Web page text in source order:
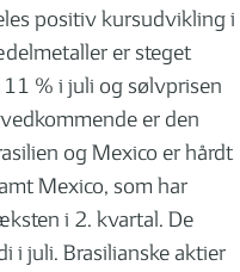
positiv kursudvikling i
er steget
% i juli og sølvprisen
er den
og Mexico er hårdt
Mexico, som har
i 2. kvartal. De
i juli. Brasilianske aktier